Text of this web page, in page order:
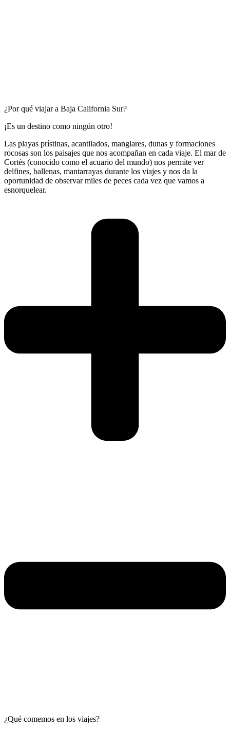
¿Por qué viajar a Baja California Sur?
¡Es un destino como ningún otro!
Las playas prístinas, acantilados, manglares, dunas y formaciones
rocosas son los paisajes que nos acompañan en cada viaje. El mar de
Cortés (conocido como el acuario del mundo) nos permite ver
delfines, ballenas, mantarrayas durante los viajes y nos da la
oportunidad de observar miles de peces cada vez que vamos a
esnorquelear.
¿Qué comemos en los viajes?